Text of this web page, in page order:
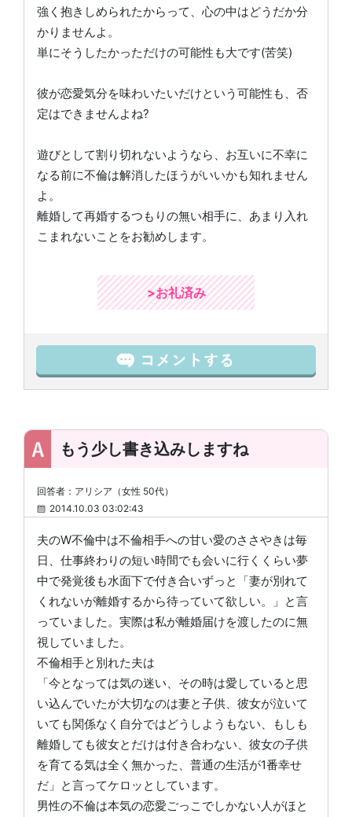
強く抱きしめられたからって、心の中はどうだか分
かりませんよ。
単にそうしたかっただけの可能性も大です(苦笑)
彼が恋愛気分を味わいたいだけという可能性も、否
定はできませんよね?
遊びとして割り切れないようなら、お互いに不幸に
なる前に不倫は解消したほうがいいかも知れません
よ。
離婚して再婚するつもりの無い相手に、あまり入れ
こまれないことをお勧めします。
>お礼済み
もう少し書き込みしますね
回答者：アリシア（女性 50代）
2014.10.03 03:02:43
夫のW不倫中は不倫相手への甘い愛のささやきは毎
日、仕事終わりの短い時間でも会いに行くくらい夢
中で発覚後も水面下で付き合いずっと「妻が別れて
くれないが離婚するから待っていて欲しい。」と言
っていました。実際は私が離婚届けを渡したのに無
視していました。
不倫相手と別れた夫は
「今となっては気の迷い、その時は愛していると思
い込んでいたが大切なのは妻と子供、彼女が泣いて
いても関係なく自分ではどうしようもない、もしも
離婚しても彼女とだけは付き合わない、彼女の子供
を育てる気は全く無かった、普通の生活が1番幸せ
だ」と言ってケロッとしています。
男性の不倫は本気の恋愛ごっこでしかない人がほと